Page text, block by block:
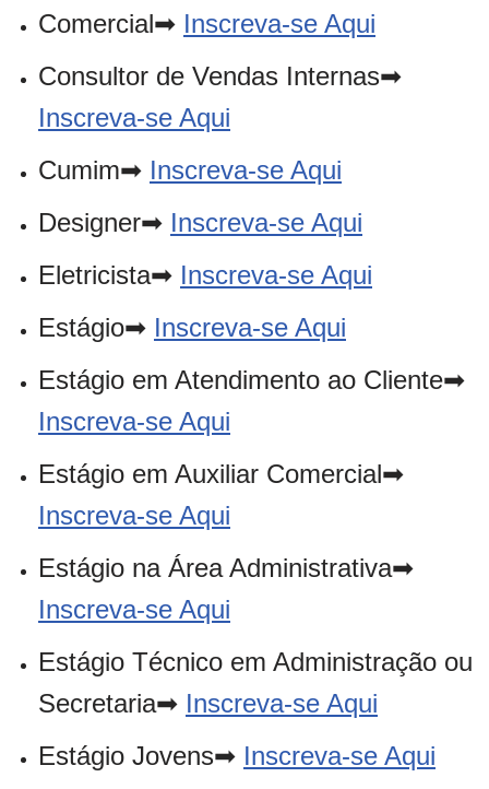
Comercial➡ Inscreva-se Aqui
Consultor de Vendas Internas➡
Inscreva-se Aqui
Cumim➡ Inscreva-se Aqui
Designer➡ Inscreva-se Aqui
Eletricista➡ Inscreva-se Aqui
Estágio➡ Inscreva-se Aqui
Estágio em Atendimento ao Cliente➡
Inscreva-se Aqui
Estágio em Auxiliar Comercial➡
Inscreva-se Aqui
Estágio na Área Administrativa➡
Inscreva-se Aqui
Estágio Técnico em Administração ou
Secretaria➡ Inscreva-se Aqui
Estágio Jovens➡ Inscreva-se Aqui